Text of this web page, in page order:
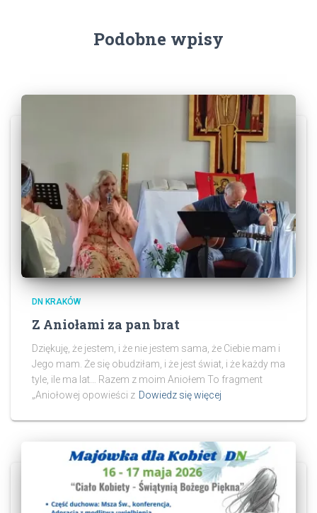
Podobne wpisy
DN KRAKÓW
Z Aniołami za pan brat
Dziękuję, że jestem, i że nie jestem sama, że Ciebie mam i
Jego mam. Że się obudziłam, i że jest świat, i że każdy ma
tyle, ile ma lat… Razem z moim Aniołem To fragment
„Aniołowej opowieści z Dowiedz się więcej